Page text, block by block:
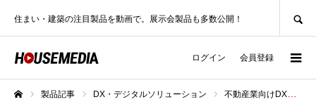
住まい・建築の注目製品を動画で。展示会製品も多数公開！
ログイン 会員登録
製品記事 DX・デジタルソリューション 不動産業向けDX（物件管理、電子契約、営業支援）